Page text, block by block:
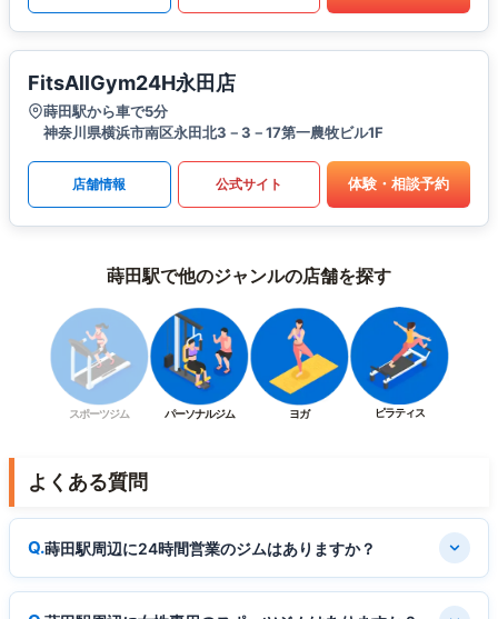
FitsAllGym24H永田店
蒔田駅から車で5分
神奈川県横浜市南区永田北3－3－17第一農牧ビル1F
店舗情報 公式サイト 体験・相談予約
蒔田駅で他のジャンルの店舗を探す
スポーツジム パーソナルジム ヨガ ピラティス
よくある質問
蒔田駅周辺に24時間営業のジムはありますか？